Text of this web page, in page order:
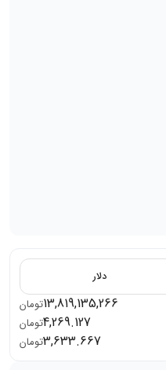
دلار
13,819,135,266تومان
4,269.127تومان
3,633.667تومان